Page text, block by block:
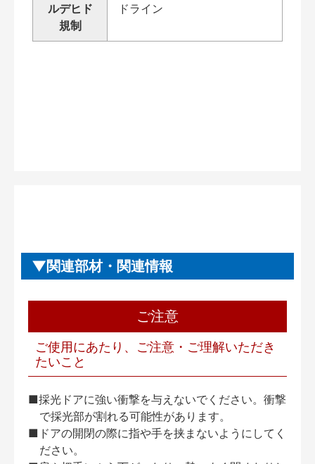
ルデヒド
規制
ドライン
関連部材・関連情報
ご注意
ご使用にあたり、ご注意・ご理解いただき
たいこと
■採光ドアに強い衝撃を与えないでください。衝撃
で採光部が割れる可能性があります。
■ドアの開閉の際に指や手を挟まないようにしてく
ださい。